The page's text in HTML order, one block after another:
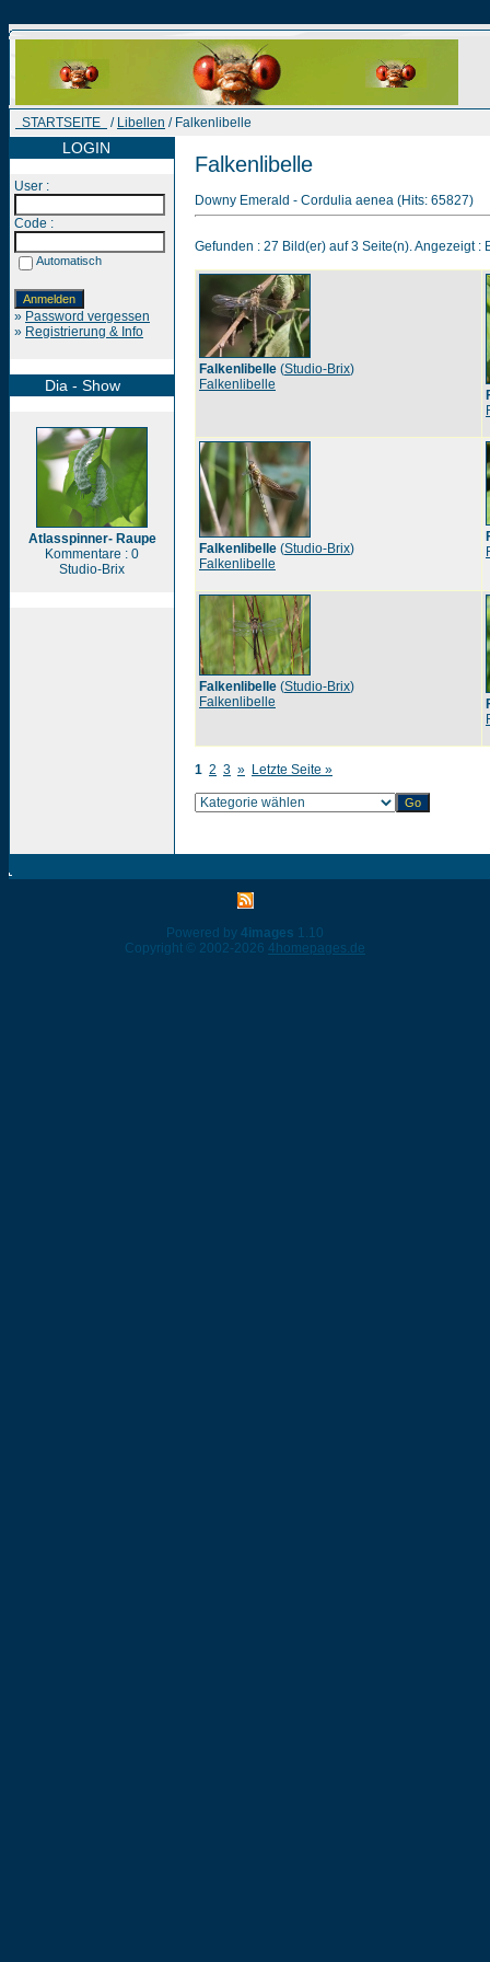
STARTSEITE / Libellen / Falkenlibelle
LOGIN
User :
Code :
Automatisch
» Password vergessen
» Registrierung & Info
Dia - Show
Atlasspinner- Raupe
Kommentare : 0
Studio-Brix
Falkenlibelle
Downy Emerald - Cordulia aenea (Hits: 65827)
Gefunden : 27 Bild(er) auf 3 Seite(n). Angezeigt :
Falkenlibelle (Studio-Brix)
Falkenlibelle
Falkenlibelle (Studio-Brix)
Falkenlibelle
Falkenlibelle (Studio-Brix)
Falkenlibelle
1 2 3 » Letzte Seite »
Powered by 4images 1.10
Copyright © 2002-2026 4homepages.de